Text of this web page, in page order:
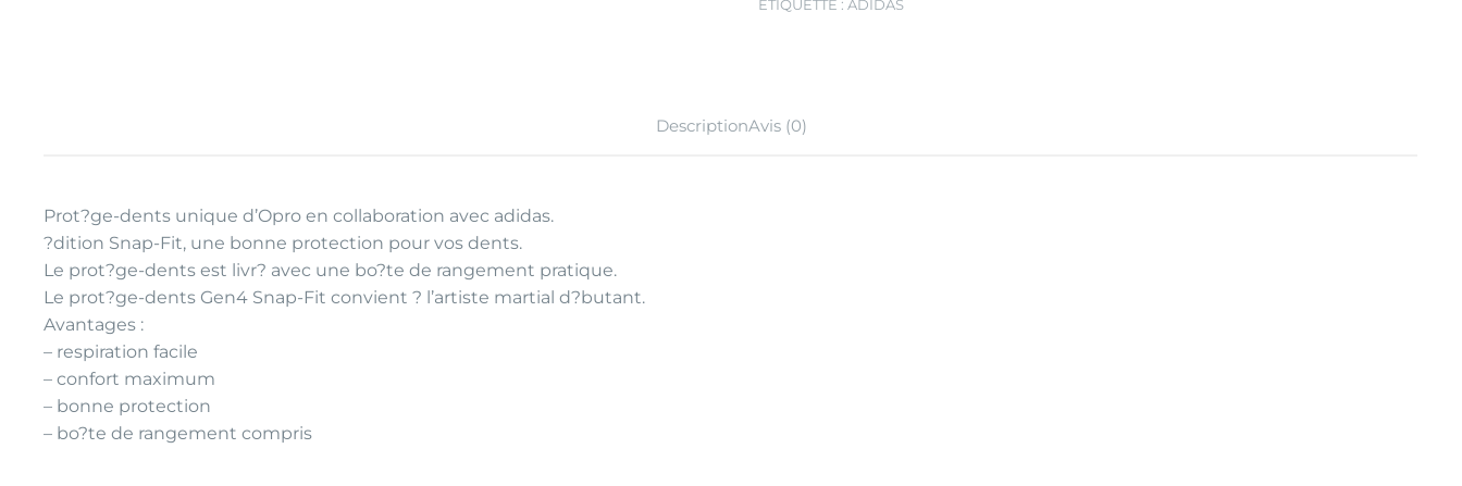
ÉTIQUETTE :ADIDAS
DescriptionAvis (0)
Prot?ge-dents unique d’Opro en collaboration avec adidas.
?dition Snap-Fit, une bonne protection pour vos dents.
Le prot?ge-dents est livr? avec une bo?te de rangement pratique.
Le prot?ge-dents Gen4 Snap-Fit convient ? l’artiste martial d?butant.
Avantages :
– respiration facile
– confort maximum
– bonne protection
– bo?te de rangement compris